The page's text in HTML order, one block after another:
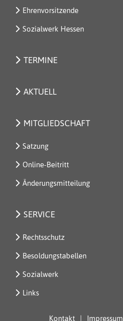
Ehrenvorsitzende
Sozialwerk Hessen
TERMINE
AKTUELL
MITGLIEDSCHAFT
Satzung
Online-Beitritt
Änderungsmitteilung
SERVICE
Rechtsschutz
Besoldungstabellen
Sozialwerk
Links
Kontakt Impressum